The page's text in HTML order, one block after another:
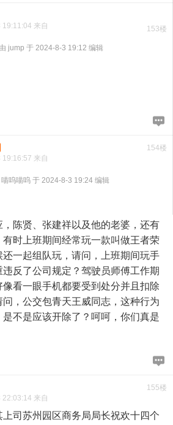
153楼
来自
jump 于 2024-8-3 19:12 编辑
154楼
19:16:57 来自
呜喵呜 于 2024-8-3 19:24 编辑
陈贤、张建祥以及他的老婆，还有
时上班期间经常玩一款叫做王者荣
一起组队玩，请问，上班期间玩手
反了公司规定？驾驶员师傅工作期
看一眼手机都要受到处分并且扣除
，公交包青天王威同志，这种行为
不是应该开除了？呵呵，你们真是
155楼
22:03:14 来自
司苏州园区商务局局长祝欢十四个